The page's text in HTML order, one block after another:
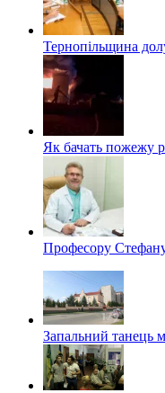
Тернопільщина
Як бачать пожежу
Професору
Запальний танець